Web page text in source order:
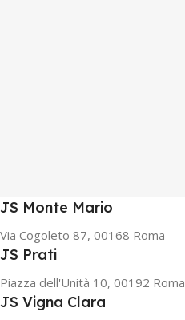
JS Monte Mario
Via Cogoleto 87, 00168 Roma
JS Prati
Piazza dell'Unità 10, 00192 Roma
JS Vigna Clara